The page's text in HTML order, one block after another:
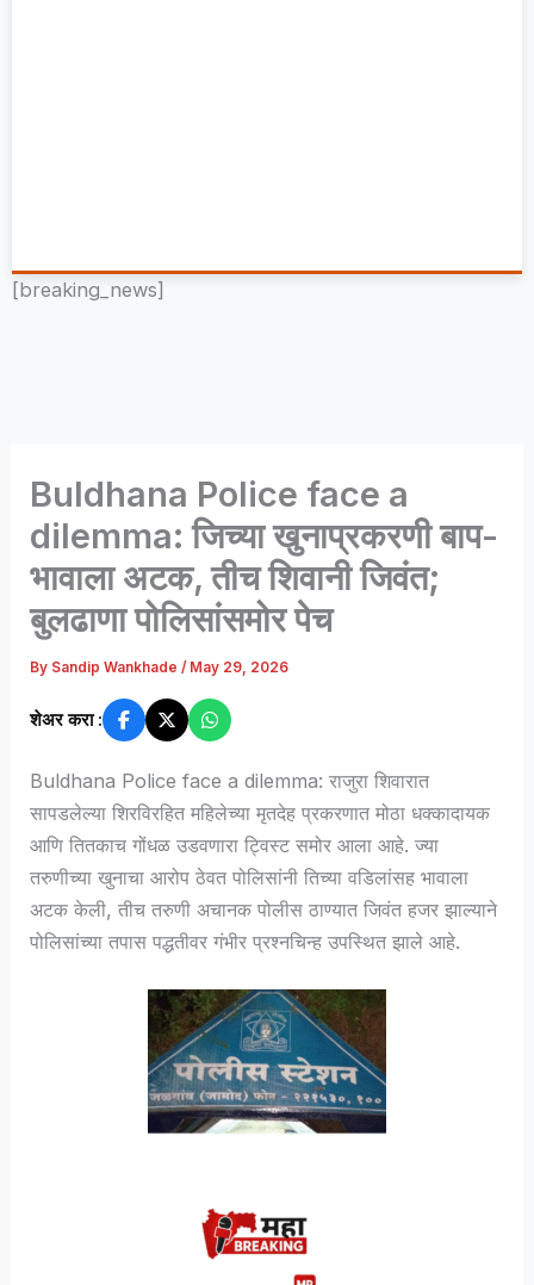
[breaking_news]
Buldhana Police face a
dilemma: जिच्या खुनाप्रकरणी बाप-
भावाला अटक, तीच शिवानी जिवंत;
बुलढाणा पोलिसांसमोर पेच
By Sandip Wankhade/ May 29, 2026
शेअर करा :
Buldhana Police face a dilemma: राजुरा शिवारात
सापडलेल्या शिरविरहित महिलेच्या मृतदेह प्रकरणात मोठा धक्कादायक
आणि तितकाच गोंधळ उडवणारा ट्विस्ट समोर आला आहे. ज्या
तरुणीच्या खुनाचा आरोप ठेवत पोलिसांनी तिच्या वडिलांसह भावाला
अटक केली, तीच तरुणी अचानक पोलीस ठाण्यात जिवंत हजर झाल्याने
पोलिसांच्या तपास पद्धतीवर गंभीर प्रश्नचिन्ह उपस्थित झाले आहे.